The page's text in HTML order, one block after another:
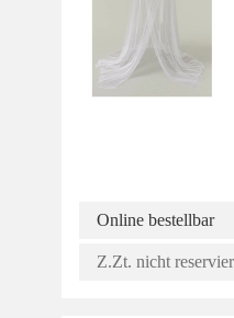
Online bestellbar
Z.Zt. nicht